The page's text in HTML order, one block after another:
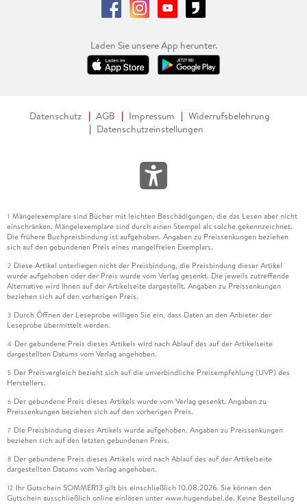
Laden Sie unsere App herunter.
Datenschutz AGB Impressum
Widerrufsbelehrung
Datenschutzeinstellungen
1 Mängelexemplare sind Bücher mit leichten Beschädigungen, die das Lesen aber nicht
einschränken. Mängelexemplare sind durch einen Stempel als solche gekennzeichnet.
Die frühere Buchpreisbindung ist aufgehoben. Angaben zu Preissenkungen beziehen
sich auf den gebundenen Preis eines mangelfreien Exemplars.
2 Diese Artikel unterliegen nicht der Preisbindung, die Preisbindung dieser Artikel
wurde aufgehoben oder der Preis wurde vom Verlag gesenkt. Die jeweils zutreffende
Alternative wird Ihnen auf der Artikelseite dargestellt. Angaben zu Preissenkungen
beziehen sich auf den vorherigen Preis.
3 Durch Öffnen der Leseprobe willigen Sie ein, dass Daten an den Anbieter der
Leseprobe übermittelt werden.
4 Der gebundene Preis dieses Artikels wird nach Ablauf des auf der Artikelseite
dargestellten Datums vom Verlag angehoben.
5 Der Preisvergleich bezieht sich auf die unverbindliche Preisempfehlung (UVP) des
Herstellers.
6 Der gebundene Preis dieses Artikels wurde vom Verlag gesenkt. Angaben zu
Preissenkungen beziehen sich auf den vorherigen Preis.
7 Die Preisbindung dieses Artikels wurde aufgehoben. Angaben zu Preissenkungen
beziehen sich auf den letzten gebundenen Preis.
8 Der gebundene Preis dieses Artikels wird nach Ablauf des auf der Artikelseite
dargestellten Datums vom Verlag angehoben.
12 Ihr Gutschein SOMMER13 gilt bis einschließlich 10.08.2026. Sie können den
Gutschein ausschließlich online einlösen unter www.hugendubel.de. Keine Bestellung